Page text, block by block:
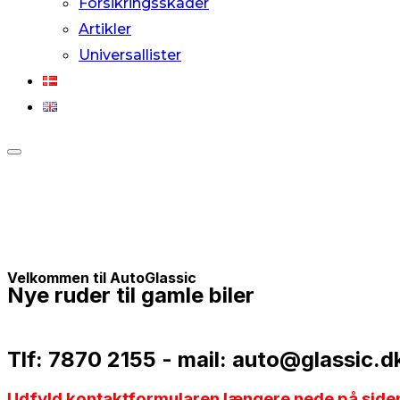
Artikler
Universallister
Velkommen til AutoGlassic
Nye ruder til gamle biler
Tlf: 7870 2155 - mail: